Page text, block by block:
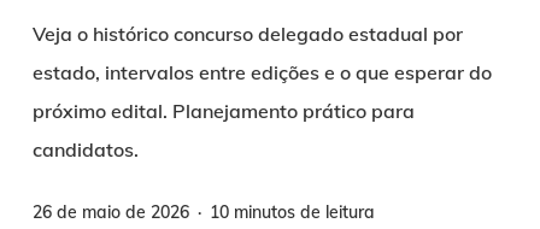
Veja o histórico concurso delegado estadual por
estado, intervalos entre edições e o que esperar do
próximo edital. Planejamento prático para
candidatos.
26 de maio de 2026 10 minutos de leitura